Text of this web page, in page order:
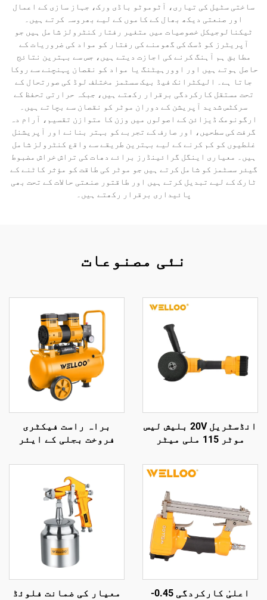
ساختی سٹیل کی تیاری، آٹوموٹو باڈی ورک، جہاز سازی کے اعمال
اور صنعتی دیکھ بھال کے کاموں کے لیے بھروسہ کرتے ہیں۔
ٹیکنالوجیکل خصوصیات میں متغیر رفتار کنٹرولز شامل ہیں جو
آپریٹرز کو ڈسک کی گھومنے کی رفتار کو مواد کی ضروریات کے
مطابق ہم آہنگ کرنے کی اجازت دیتے ہیں، جس سے بہترین نتائج
حاصل ہوتے ہیں اور اوورہیٹنگ یا مواد کو نقصان پہنچنے سے روکا
جاتا ہے۔ الیکٹرانک فیڈ بیک سسٹمز مختلف لوڈ کی صورتحال کے
تحت مستقل کارکردگی برقرار رکھتے ہیں، جبکہ حرارتی تحفظ کے
سرکٹس شدید آپریشن کے دوران موٹر کو نقصان سے بچاتے ہیں۔
ارگونومک ڈیزائن کے اصولوں میں وزن کا متوازن تقسیم، آرام دہ
گرفت کی سطحیں، اور صارف کے تجربے کو بہتر بنانے اور آپریشنل
غلطیوں کو کم کرنے کے لیے بہترین طریقے سے واقع کنٹرولز شامل
ہیں۔ معیاری اینگل گرائینڈرز برائے دھات کی تراش خراش مضبوط
گیئر سسٹمز کو شامل کرتے ہیں جو موٹر کی طاقت کو مؤثر کاٹنے کے
ٹارک کے لیے تبدیل کرتے ہیں اور طاقتور صنعتی حالات کے تحت بھی
پائیداری برقرار رکھتے ہیں۔
نئی مصنوعات
انڈسٹریل 20V بلیش لیس
موٹر 115 ملی میٹر
وائرلیس اینگل
گرائنڈر کٹنگ اور پالش
کرنے کے آلے کے لیے
براہ راست فیکٹری
فروخت بجلی کے ایئر
منتقلی 100 لیٹر/منٹ،
1300 ویٹ بجلی سے چلنے
والا ایئر کولڈ کمپریسر
اعلیٰ کارکردگی 0.45-
معیار کی ضمانت فلوئڈ